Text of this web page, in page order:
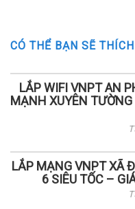
CÓ THỂ BẠN SẼ THÍCH
LẮP WIFI VNPT AN
MẠNH XUYÊN
LẮP MẠNG VNPT XÃ
6 SIÊU TỐC –